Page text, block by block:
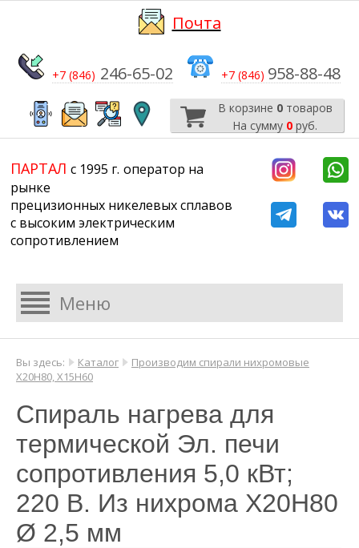
Почта
+7 (846) 246-65-02 +7 (846) 958-88-48
В корзине 0товаров
На сумму 0 руб.
ПАРТАЛ с 1995 г. ​​​​​​​оператор на
рынке
прецизионных никелевых сплавов
с высоким электрическим
сопротивлением
Вы здесь: Каталог
Производим спирали нихромовые
Х20Н80, Х15Н60
Спираль нагрева для
термической Эл. печи
сопротивления 5,0 кВт;
220 В. Из нихрома Х20Н80
Ø 2,5 мм